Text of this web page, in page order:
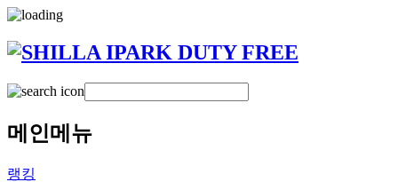
메인메뉴
랭킹